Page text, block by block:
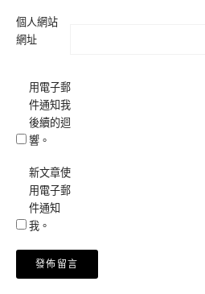
個人網站
網址
用電子郵
件通知我
後續的迴
響。
新文章使
用電子郵
件通知
我。